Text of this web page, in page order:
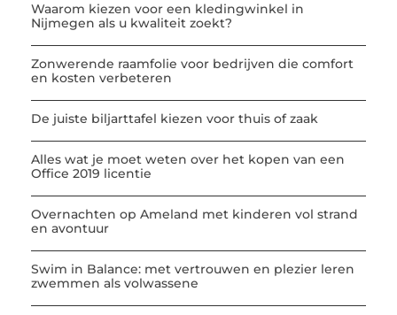
Waarom kiezen voor een kledingwinkel in
Nijmegen als u kwaliteit zoekt?
Zonwerende raamfolie voor bedrijven die comfort
en kosten verbeteren
De juiste biljarttafel kiezen voor thuis of zaak
Alles wat je moet weten over het kopen van een
Office 2019 licentie
Overnachten op Ameland met kinderen vol strand
en avontuur
Swim in Balance: met vertrouwen en plezier leren
zwemmen als volwassene